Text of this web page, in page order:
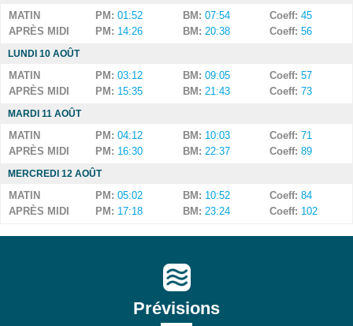
MATIN PM: 01:52 BM: 07:54 Coeff: 45
APRÈS MIDI
PM: 14:26 BM: 20:38 Coeff: 56
LUNDI 10 AOÛT
MATIN PM: 03:12 BM: 09:05 Coeff: 57
APRÈS MIDI
PM: 15:35 BM: 21:43 Coeff: 73
MARDI 11 AOÛT
MATIN PM: 04:12 BM: 10:03 Coeff: 71
APRÈS MIDI
PM: 16:30 BM: 22:37 Coeff: 89
MERCREDI 12 AOÛT
MATIN PM: 05:02 BM: 10:52 Coeff: 84
APRÈS MIDI
PM: 17:18 BM: 23:24 Coeff: 102
Prévisions